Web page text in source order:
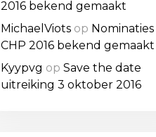
2016 bekend gemaakt
MichaelViotsop Nominaties
CHP 2016 bekend gemaakt
Kyypvg op Save the date
uitreiking 3 oktober 2016